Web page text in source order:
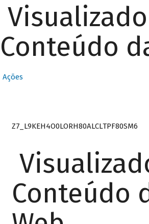
Conteúdo
Ações
Z7_L9KEH4O0LORH80ALCLTPF80SM6
Conteúdo